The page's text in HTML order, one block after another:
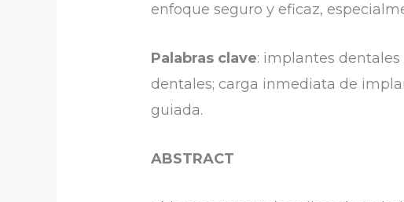
enfoque seguro y eficaz,
Palabras clave: implantes
dentales; carga inmediata de
guiada.
ABSTRACT